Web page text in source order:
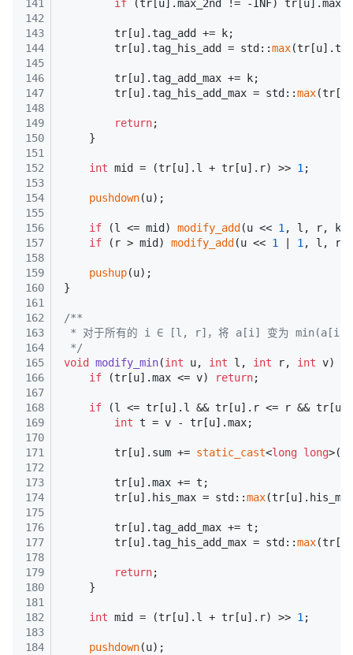
141
142
143
144
145
146
147
148
149
150
151
152
153
154
155
156
157
158
159
160
161
162
163
164
165
166
167
168
169
170
171
172
173
174
175
176
177
178
179
180
181
182
183
184
if (tr[u].max_2nd != -INF)
        tr[u].tag_add += k;
        tr[u].tag_his_add = std::
max
        tr[u].tag_add_max += k;
        tr[u].tag_his_add_max = std::
max
return;
    }
int mid = (tr[u].l + tr[u].r) >> 1 ;
pushdown(u);
if (l <= mid) modify_add (u << 1 , l, r, k);
if (r > mid) modify_add (u << 1 1 , l, r,
pushup(u);
}
/**
* 对于所有的 i ∈ [l, r]，将 a[i] 变为
*/
void
modify_min(int u, int l, int r, int v)
if (tr[u].max <= v) return;
if (l <= tr[u].l && tr[u].r <= r &&
int t = v - tr[u].max;
        tr[u].sum +=
static_cast<long long
        tr[u].max += t;
        tr[u].his_max = std::
max
        tr[u].tag_add_max += t;
        tr[u].tag_his_add_max = std::
max
return;
    }
int mid = (tr[u].l + tr[u].r) >> 1 ;
pushdown(u);